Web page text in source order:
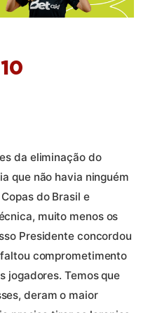
da eliminação do
que não havia ninguém
do Brasil e
muito menos os
Presidente concordou
comprometimento
jogadores. Temos que
deram o maior